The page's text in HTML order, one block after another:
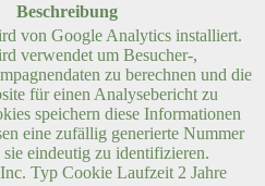
Beschreibung
von Google Analytics installiert.
verwendet um Besucher-,
zu berechnen und die
für einen Analysebericht zu
speichern diese Informationen
eine zufällig generierte Nummer
eindeutig zu identifizieren.
Typ Cookie Laufzeit 2 Jahre